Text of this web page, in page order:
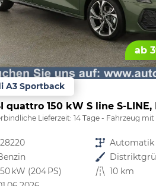
ab
A3 Sportback
Lieferzeit: 14 Tage Fahrzeug mit
Getriebe Automatik
Außenfarbe
kW (204 PS) Kilometerstand 10 km